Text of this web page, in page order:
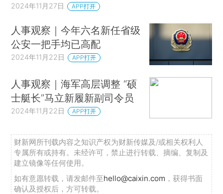
2024年11月27日 APP打开
人事观察｜今年六名新任省级
公安一把手均已高配
2024年11月22日 APP打开
人事观察｜海军高层调整 “硕
士艇长”马立新履新副司令员
2024年11月22日 APP打开
财新网所刊载内容之知识产权为财新传媒及/或相关权利人
专属所有或持有。未经许可，禁止进行转载、摘编、复制及
建立镜像等任何使用。
如有意愿转载，请发邮件至hello@caixin.com ，获得书面
确认及授权后，方可转载。